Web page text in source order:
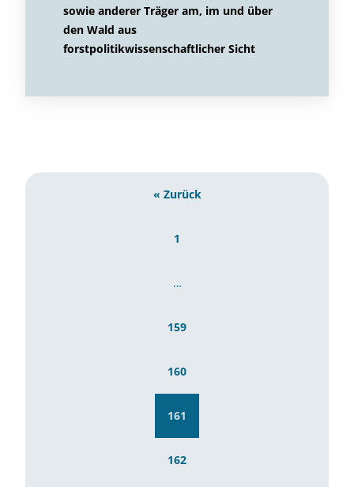
sowie anderer Träger am, im und über
den Wald aus
forstpolitikwissenschaftlicher Sicht
« Zurück
1
…
159
160
161
162